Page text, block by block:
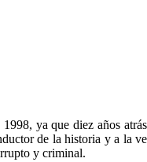
ya que diez años
de la historia y a la
y criminal.